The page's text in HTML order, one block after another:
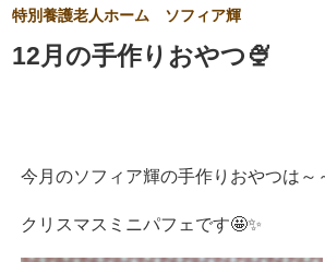
特別養護老人ホーム ソフィア輝
12月の手作りおやつ🍨
今月のソフィア輝の手作りおやつは～
クリスマスミニパフェです🤩✨